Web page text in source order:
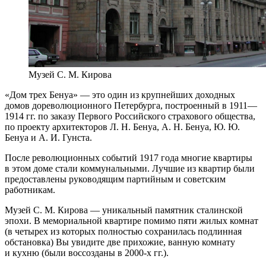
Музей С. М. Кирова
«Дом трех Бенуа» — это один из крупнейших доходных
домов дореволюционного Петербурга, построенный в 1911—
1914 гг. по заказу Первого Российского страхового общества,
по проекту архитекторов Л. Н. Бенуа, А. Н. Бенуа, Ю. Ю.
Бенуа и А. И. Гунста.
После революционных событий 1917 года многие квартиры
в этом доме стали коммунальными. Лучшие из квартир были
предоставлены руководящим партийным и советским
работникам.
Музей С. М. Кирова — уникальный памятник сталинской
эпохи. В мемориальной квартире помимо пяти жилых комнат
(в четырех из которых полностью сохранилась подлинная
обстановка) Вы увидите две прихожие, ванную комнату
и кухню (были воссозданы в 2000-х гг.).